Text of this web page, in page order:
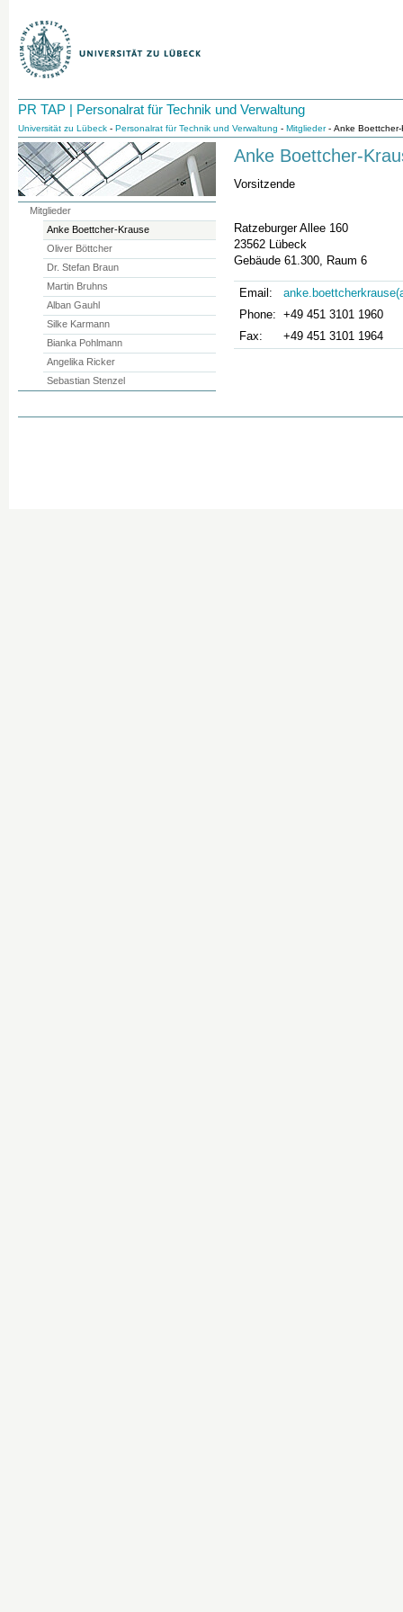
PR TAP | Personalrat für Technik und Verwaltung
Universität zu Lübeck - Personalrat für Technik und Verwaltung - Mitglieder- Anke Boettcher-
Anke Boettcher-
Vorsitzende
Ratzeburger Allee 160
23562 Lübeck
Gebäude 61.300, Raum 6
Email:
Phone: +49 451 3101 1960
Fax:
+49 451 3101 1964
Mitglieder
Anke Boettcher-Krause
Oliver Böttcher
Dr. Stefan Braun
Martin Bruhns
Alban Gauhl
Silke Karmann
Bianka Pohlmann
Angelika Ricker
Sebastian Stenzel